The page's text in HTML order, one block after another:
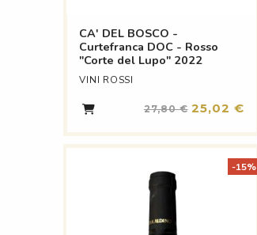
CA' DEL BOSCO -
Curtefranca DOC - Rosso
"Corte del Lupo" 2022
VINI ROSSI
27,80 € 25,02 €
-15%